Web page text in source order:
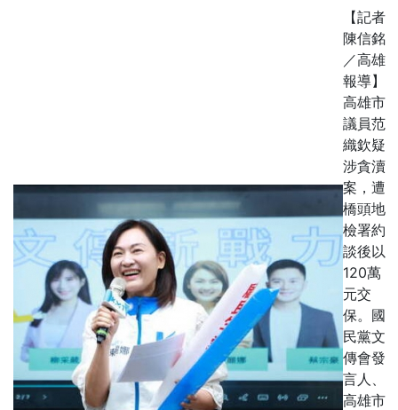
【記者
陳信銘
／高雄
報導】
高雄市
議員范
織欽疑
涉貪瀆
案，遭
橋頭地
檢署約
談後以
120萬
元交
保。國
民黨文
傳會發
言人、
高雄市